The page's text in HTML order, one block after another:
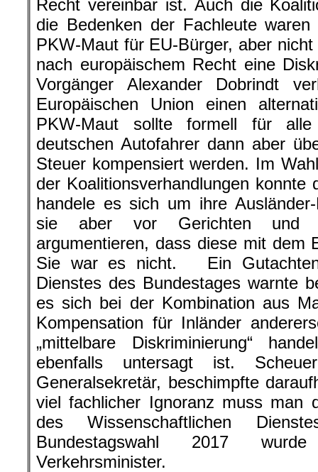
Recht vereinbar ist. Auch die
die Bedenken der Fachleute
PKW-Maut für EU-Bürger, aber
nach europäischem Recht eine
Vorgänger Alexander Dobrindt
Europäischen Union einen
PKW-Maut sollte formell für
deutschen Autofahrer dann aber
Steuer kompensiert werden. Im
der Koalitionsverhandlungen
handele es sich um ihre
sie aber vor Gerichten und
argumentieren, dass diese mit dem
Sie war es nicht. Ein Gutachten
Dienstes des Bundestages warnte
es sich bei der Kombination aus
Kompensation für Inländer
„mittelbare Diskriminierung“
ebenfalls untersagt ist.
Generalsekretär, beschimpfte
viel fachlicher Ignoranz muss man
des Wissenschaftlichen
Bundestagswahl 2017
Verkehrsminister.